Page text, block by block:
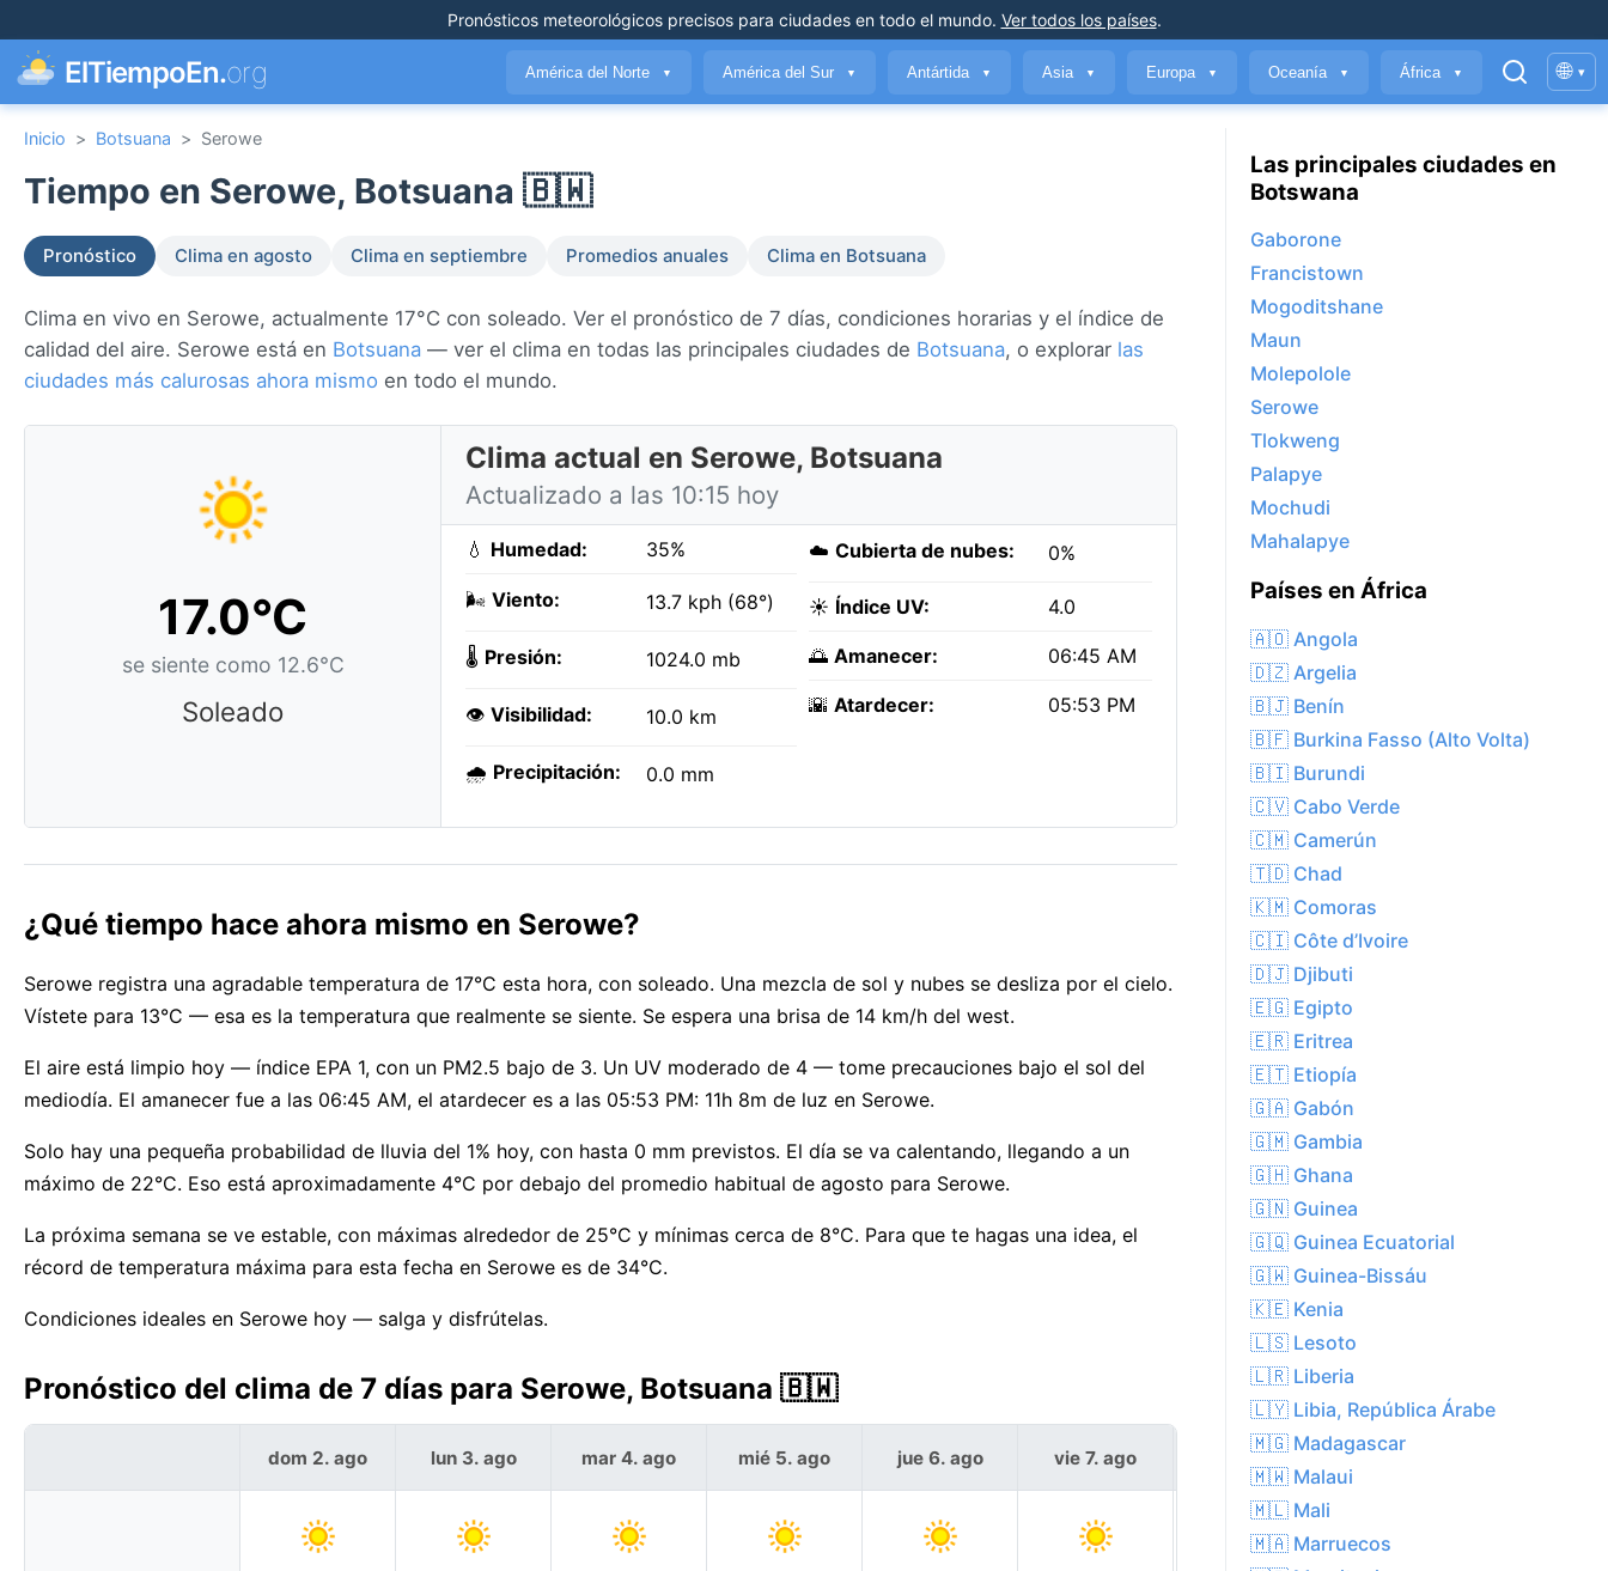
Pronósticos meteorológicos precisospara ciudades en todo el mundo. Ver todos los países.
ElTiempoEn.org América del Norte ▼ América del Sur ▼ Antártida ▼ Asia ▼ Europa ▼ Oceanía ▼ África ▼ 🌐 ▾
Inicio > Botsuana > Serowe
Tiempo en Serowe, Botsuana 🇧🇼
Pronóstico Clima en agosto Clima en septiembre Promedios anuales Clima en Botsuana
Clima en vivo en Serowe, actualmente 17°C con soleado. Ver el pronóstico de 7 días, condiciones horarias y el índice de
calidad del aire. Serowe está en Botsuana — ver el clima en todas las principales ciudades de Botsuana, o explorar las
ciudades más calurosas ahora mismo en todo el mundo.
17.0°C
se siente como 12.6°C
Soleado
Clima actual en Serowe, Botsuana
Actualizado a las 10:15 hoy
💧 Humedad: 35%
🌬️ Viento: 13.7 kph (68°)
🌡️ Presión: 1024.0 mb
👁️ Visibilidad: 10.0 km
🌧️ Precipitación: 0.0 mm
☁️ Cubierta de nubes: 0%
☀️ Índice UV: 4.0
🌅 Amanecer: 06:45 AM
🌇 Atardecer: 05:53 PM
¿Qué tiempo hace ahora mismo en Serowe?
Serowe registra una agradable temperatura de 17°C esta hora, con soleado. Una mezcla de sol y nubes se desliza por el cielo.
Vístete para 13°C — esa es la temperatura que realmente se siente. Se espera una brisa de 14 km/h del west.
El aire está limpio hoy — índice EPA 1, con un PM2.5 bajo de 3. Un UV moderado de 4 — tome precauciones bajo el sol del
mediodía. El amanecer fue a las 06:45 AM, el atardecer es a las 05:53 PM: 11h 8m de luz en Serowe.
Solo hay una pequeña probabilidad de lluvia del 1% hoy, con hasta 0 mm previstos. El día se va calentando, llegando a un
máximo de 22°C. Eso está aproximadamente 4°C por debajo del promedio habitual de agosto para Serowe.
La próxima semana se ve estable, con máximas alrededor de 25°C y mínimas cerca de 8°C. Para que te hagas una idea, el
récord de temperatura máxima para esta fecha en Serowe es de 34°C.
Condiciones ideales en Serowe hoy — salga y disfrútelas.
Pronóstico del clima de 7 días para Serowe, Botsuana 🇧🇼
dom 2. ago lun 3. ago mar 4. ago mié 5. ago jue 6. ago vie 7. ago sáb 8. ago
Las principales ciudades en
Botswana
Gaborone
Francistown
Mogoditshane
Maun
Molepolole
Serowe
Tlokweng
Palapye
Mochudi
Mahalapye
Países en África
🇦🇴 Angola
🇩🇿 Argelia
🇧🇯 Benín
🇧🇫 Burkina Fasso (Alto Volta)
🇧🇮 Burundi
🇨🇻 Cabo Verde
🇨🇲 Camerún
🇹🇩 Chad
🇰🇲 Comoras
🇨🇮 Côte d’Ivoire
🇩🇯 Djibuti
🇪🇬 Egipto
🇪🇷 Eritrea
🇪🇹 Etiopía
🇬🇦 Gabón
🇬🇲 Gambia
🇬🇭 Ghana
🇬🇳 Guinea
🇬🇶 Guinea Ecuatorial
🇬🇼 Guinea-Bissáu
🇰🇪 Kenia
🇱🇸 Lesoto
🇱🇷 Liberia
🇱🇾 Libia, República Árabe
🇲🇬 Madagascar
🇲🇼 Malaui
🇲🇱 Mali
🇲🇦 Marruecos